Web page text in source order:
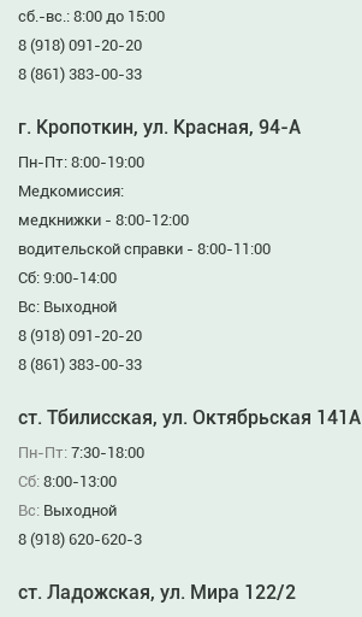
сб.-вс.: 8:00 до 15:00
8 (918) 091-20-20
8 (861) 383-00-33
г. Кропоткин, ул. Красная, 94-А
Пн-Пт: 8:00-19:00
Медкомиссия:
медкнижки - 8:00-12:00
водительской справки - 8:00-11:00
Сб: 9:00-14:00
Вс: Выходной
8 (918) 091-20-20
8 (861) 383-00-33
ст. Тбилисская, ул. Октябрьская 141А
Пн-Пт: 7:30-18:00
Сб: 8:00-13:00
Вс: Выходной
8 (918) 620-620-3
ст. Ладожская, ул. Мира 122/2